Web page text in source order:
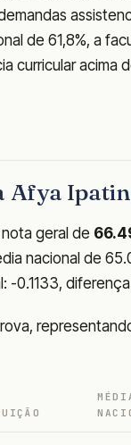
de 61,8%, a
curricular acima
Afya
geral de
nacional de
-0.1133,